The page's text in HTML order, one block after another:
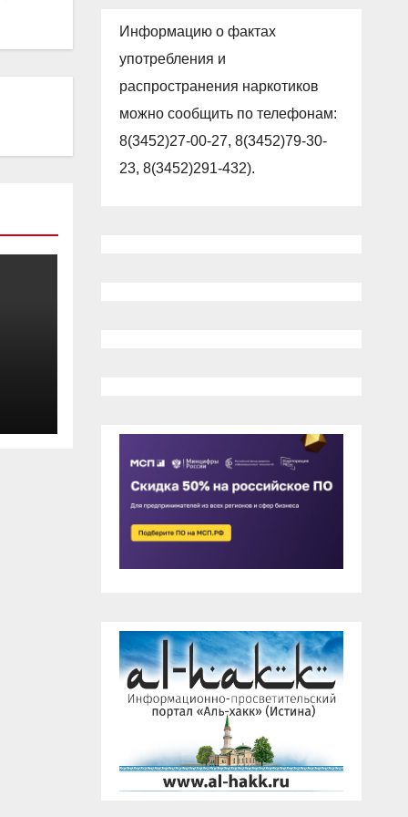
Информацию о фактах
употребления и
распространения наркотиков
можно сообщить по телефонам:
8(3452)27-00-27, 8(3452)79-30-
23, 8(3452)291-432).